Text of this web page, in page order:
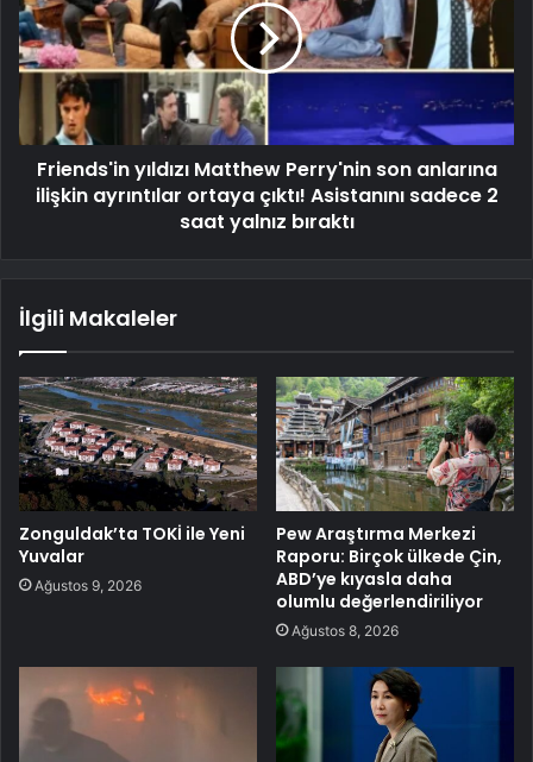
Friends'in yıldızı Matthew Perry'nin son anlarına
ilişkin ayrıntılar ortaya çıktı! Asistanını sadece 2
saat yalnız bıraktı
İlgili Makaleler
Zonguldak’ta TOKİ ile Yeni
Yuvalar
Ağustos 9, 2026
Pew Araştırma Merkezi
Raporu: Birçok ülkede Çin,
ABD’ye kıyasla daha
olumlu değerlendiriliyor
Ağustos 8, 2026